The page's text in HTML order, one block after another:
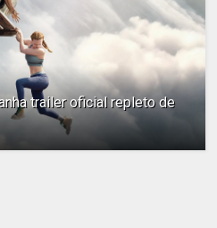
trailer oficial repleto de